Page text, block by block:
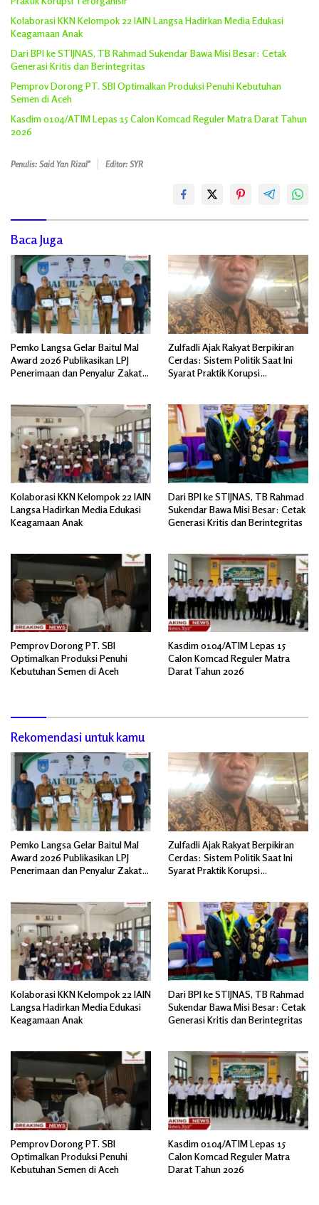
Kolaborasi KKN Kelompok 22 IAIN Langsa Hadirkan Media Edukasi
Keagamaan Anak
Dari BPI ke STIJNAS, TB Rahmad Sukendar Bawa Misi Besar: Cetak
Generasi Kritis dan Berintegritas
Pemprov Dorong PT. SBI Optimalkan Produksi Penuhi Kebutuhan
Semen di Aceh
Kasdim 0104/ATIM Lepas 15 Calon Komcad Reguler Matra Darat Tahun
2026
Penulis: Said Yan Rizal" Editor: SYR
Baca Juga
Pemko Langsa Gelar Baitul Mal
Award 2026 Publikasikan LPJ
Penerimaan dan Penyalur Zakat
Zulfadli Ajak Rakyat Berpikiran
Cerdas: Sistem Politik Saat Ini
Syarat Praktik Korupsi
Kolaborasi KKN Kelompok 22 IAIN
Langsa Hadirkan Media Edukasi
Keagamaan Anak
Dari BPI ke STIJNAS, TB Rahmad
Sukendar Bawa Misi Besar: Cetak
Generasi Kritis dan Berintegritas
Pemprov Dorong PT. SBI
Optimalkan Produksi Penuhi
Kebutuhan Semen di Aceh
Kasdim 0104/ATIM Lepas 15
Calon Komcad Reguler Matra
Darat Tahun 2026
Rekomendasi untuk kamu
Pemko Langsa Gelar Baitul Mal
Award 2026 Publikasikan LPJ
Penerimaan dan Penyalur Zakat
Zulfadli Ajak Rakyat Berpikiran
Cerdas: Sistem Politik Saat Ini
Syarat Praktik Korupsi
Kolaborasi KKN Kelompok 22 IAIN
Langsa Hadirkan Media Edukasi
Keagamaan Anak
Dari BPI ke STIJNAS, TB Rahmad
Sukendar Bawa Misi Besar: Cetak
Generasi Kritis dan Berintegritas
Pemprov Dorong PT. SBI
Optimalkan Produksi Penuhi
Kebutuhan Semen di Aceh
Kasdim 0104/ATIM Lepas 15
Calon Komcad Reguler Matra
Darat Tahun 2026